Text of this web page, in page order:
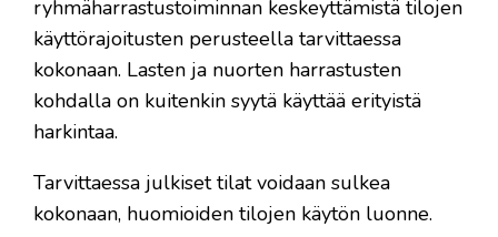
ryhmäharrastustoiminnan keskeyttämistä tilojen
käyttörajoitusten perusteella tarvittaessa
kokonaan. Lasten ja nuorten harrastusten
kohdalla on kuitenkin syytä käyttää erityistä
harkintaa.
Tarvittaessa julkiset tilat voidaan sulkea
kokonaan, huomioiden tilojen käytön luonne.